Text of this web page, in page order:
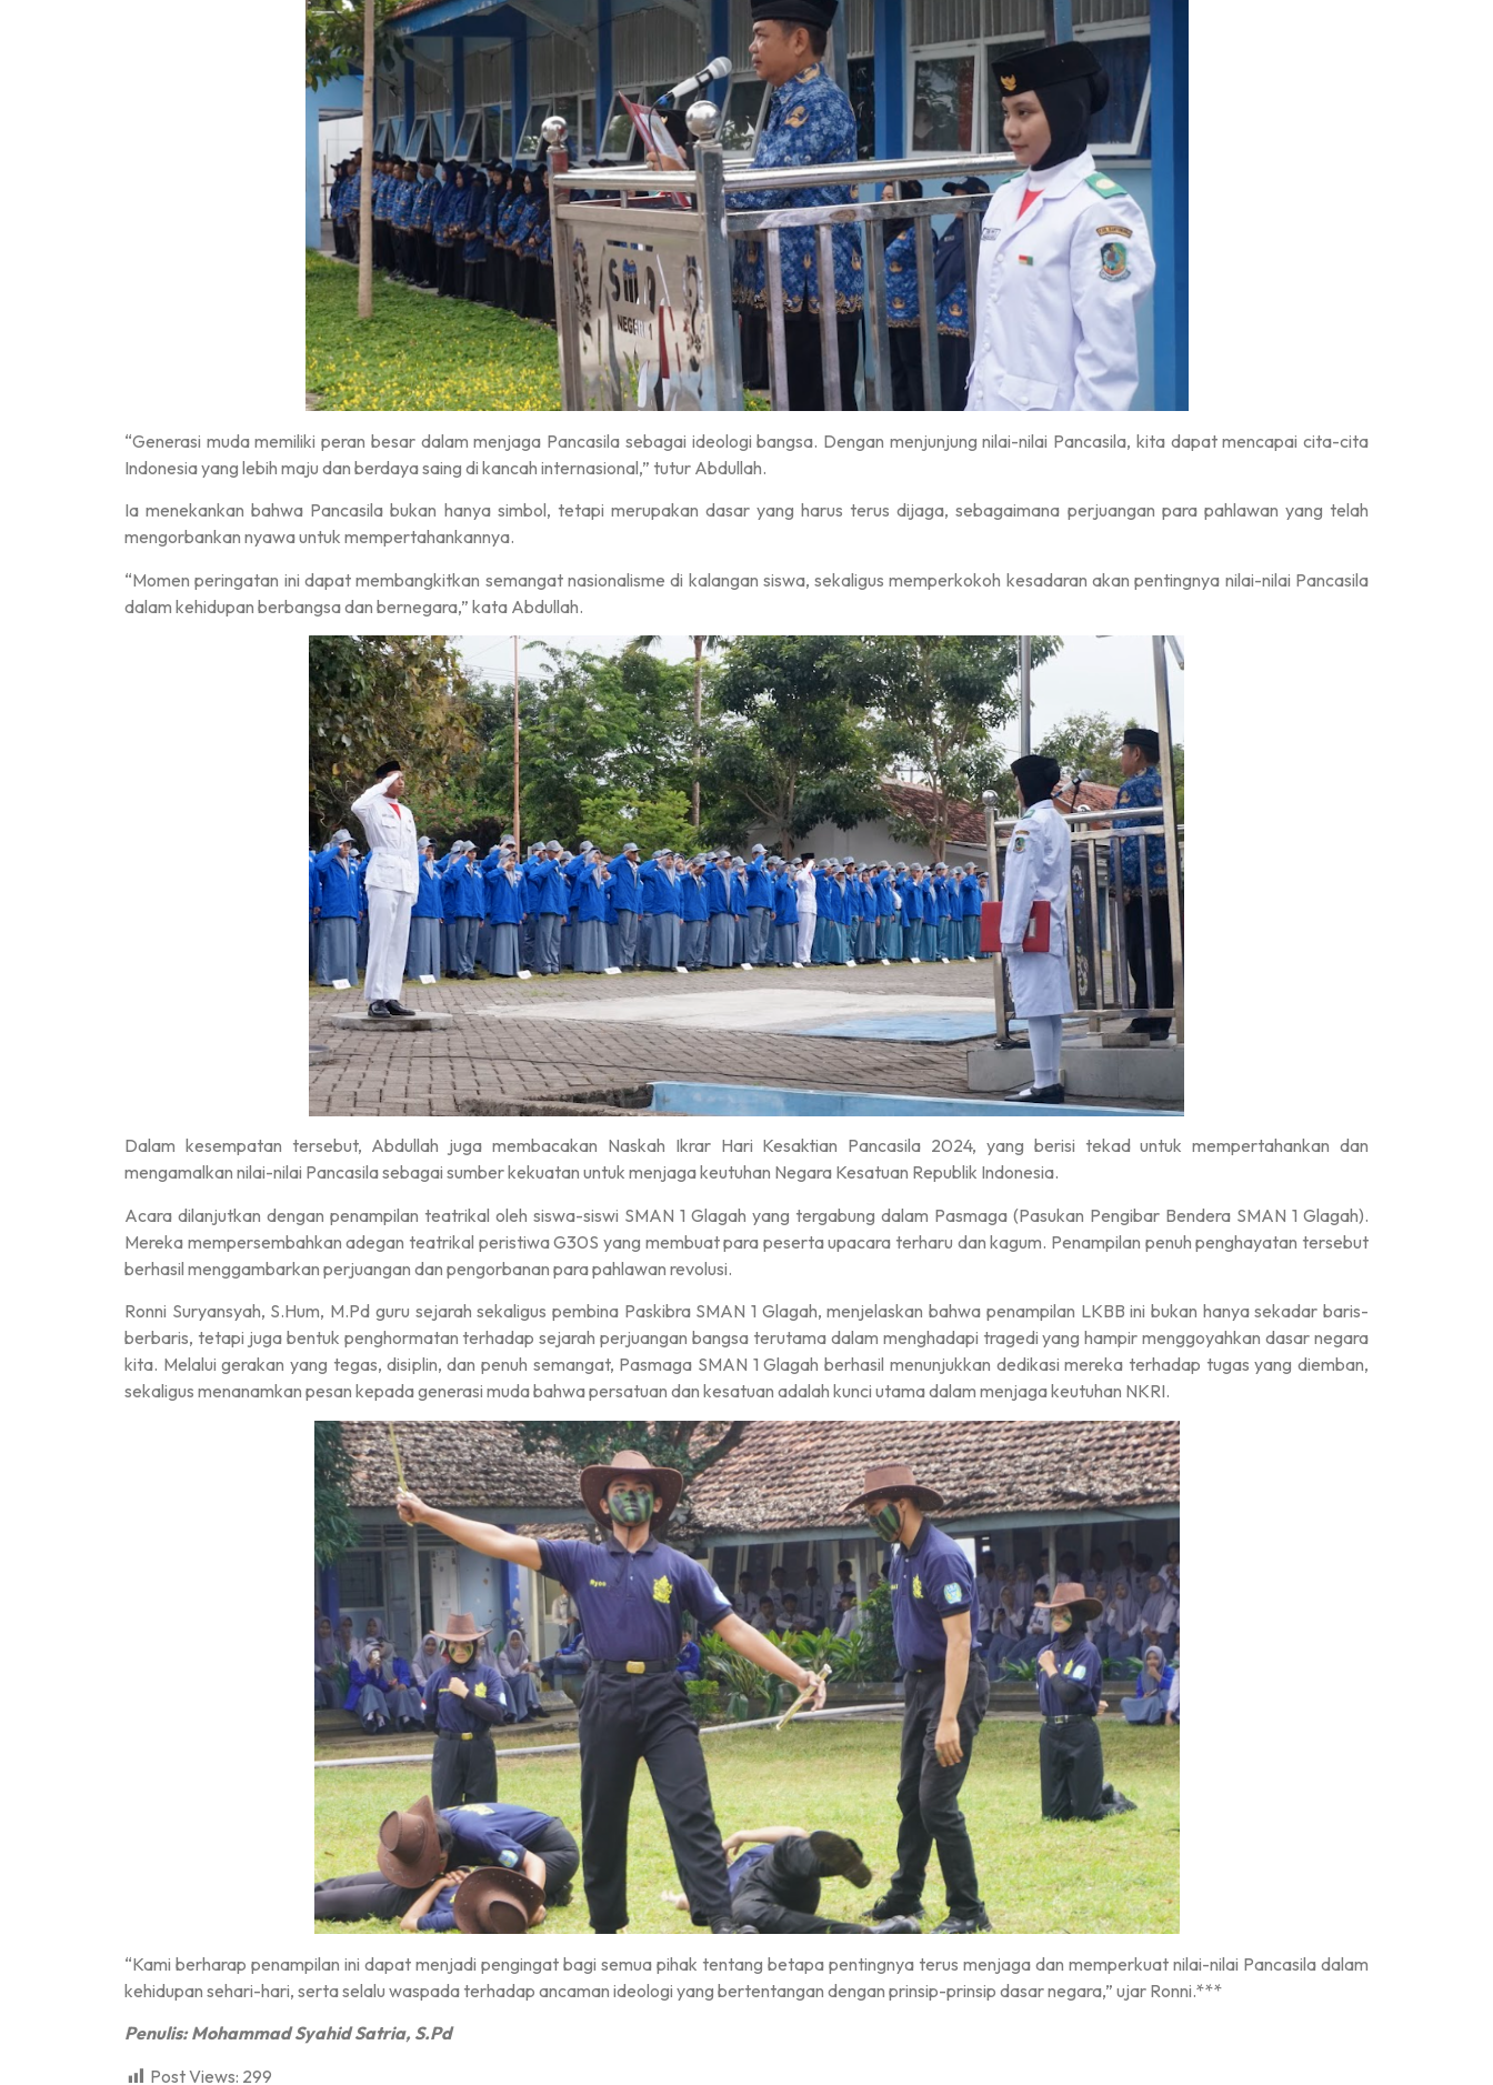
“Generasi muda memiliki peran besar dalam menjaga Pancasila sebagai ideologi bangsa. Dengan menjunjung nilai-nilai Pancasila, kita dapat mencapai cita-cita
Indonesia yang lebih maju dan berdaya saing di kancah internasional,” tutur Abdullah.
Ia menekankan bahwa Pancasila bukan hanya simbol, tetapi merupakan dasar yang harus terus dijaga, sebagaimana perjuangan para pahlawan yang telah
mengorbankan nyawa untuk mempertahankannya.
“Momen peringatan ini dapat membangkitkan semangat nasionalisme di kalangan siswa, sekaligus memperkokoh kesadaran akan pentingnya nilai-nilai Pancasila
dalam kehidupan berbangsa dan bernegara,” kata Abdullah.
Dalam kesempatan tersebut, Abdullah juga membacakan Naskah Ikrar Hari Kesaktian Pancasila 2024, yang berisi tekad untuk mempertahankan dan
mengamalkan nilai-nilai Pancasila sebagai sumber kekuatan untuk menjaga keutuhan Negara Kesatuan Republik Indonesia.
Acara dilanjutkan dengan penampilan teatrikal oleh siswa-siswi SMAN 1 Glagah yang tergabung dalam Pasmaga (Pasukan Pengibar Bendera SMAN 1 Glagah).
Mereka mempersembahkan adegan teatrikal peristiwa G30S yang membuat para peserta upacara terharu dan kagum. Penampilan penuh penghayatan tersebut
berhasil menggambarkan perjuangan dan pengorbanan para pahlawan revolusi.
Ronni Suryansyah, S.Hum, M.Pd guru sejarah sekaligus pembina Paskibra SMAN 1 Glagah, menjelaskan bahwa penampilan LKBB ini bukan hanya sekadar baris-
berbaris, tetapi juga bentuk penghormatan terhadap sejarah perjuangan bangsa terutama dalam menghadapi tragedi yang hampir menggoyahkan dasar negara
kita. Melalui gerakan yang tegas, disiplin, dan penuh semangat, Pasmaga SMAN 1 Glagah berhasil menunjukkan dedikasi mereka terhadap tugas yang diemban,
sekaligus menanamkan pesan kepada generasi muda bahwa persatuan dan kesatuan adalah kunci utama dalam menjaga keutuhan NKRI.
“Kami berharap penampilan ini dapat menjadi pengingat bagi semua pihak tentang betapa pentingnya terus menjaga dan memperkuat nilai-nilai Pancasila dalam
kehidupan sehari-hari, serta selalu waspada terhadap ancaman ideologi yang bertentangan dengan prinsip-prinsip dasar negara,” ujar Ronni.***
Penulis: Mohammad Syahid Satria, S.Pd
Post Views: 299